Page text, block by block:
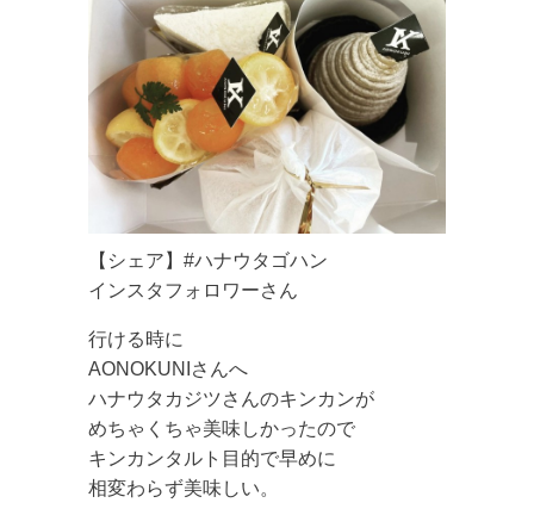
【シェア】#ハナウタゴハン
インスタフォロワーさん
行ける時に
AONOKUNIさんへ
ハナウタカジツさんのキンカンが
めちゃくちゃ美味しかったので
キンカンタルト目的で早めに
相変わらず美味しい。